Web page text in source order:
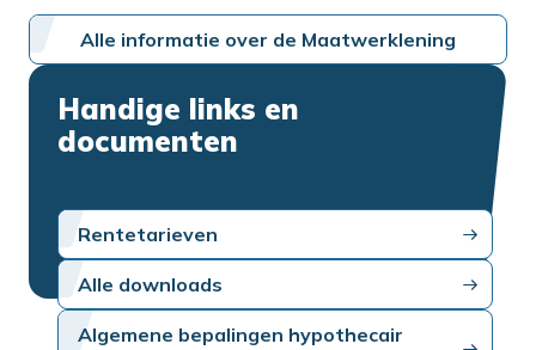
Alle informatie over de Maatwerklening
Handige links en
documenten
Rentetarieven
Alle downloads
Algemene bepalingen hypothecair